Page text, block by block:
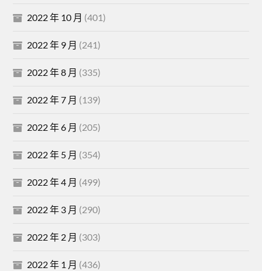
2022 年 10 月 (401)
2022 年 9 月 (241)
2022 年 8 月 (335)
2022 年 7 月 (139)
2022 年 6 月 (205)
2022 年 5 月 (354)
2022 年 4 月 (499)
2022 年 3 月 (290)
2022 年 2 月 (303)
2022 年 1 月 (436)